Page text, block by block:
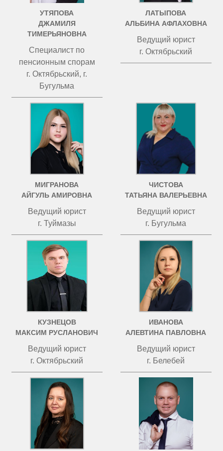
УТЯПОВА
ДЖАМИЛЯ
ТИМЕРЬЯНОВНА
Специалист по
пенсионным спорам
г. Октябрьский, г.
Бугульма
ЛАТЫПОВА
АЛЬБИНА АФЛАХОВНА
Ведущий юрист
г. Октябрьский
МИГРАНОВА
АЙГУЛЬ АМИРОВНА
Ведущий юрист
г. Туймазы
ЧИСТОВА
ТАТЬЯНА ВАЛЕРЬЕВНА
Ведущий юрист
г. Бугульма
КУЗНЕЦОВ
МАКСИМ РУСЛАНОВИЧ
Ведущий юрист
г. Октябрьский
ИВАНОВА
АЛЕВТИНА ПАВЛОВНА
Ведущий юрист
г. Белебей